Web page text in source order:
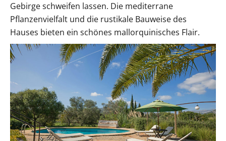
Gebirge schweifen lassen. Die mediterrane
Pflanzenvielfalt und die rustikale Bauweise des
Hauses bieten ein schönes mallorquinisches Flair.